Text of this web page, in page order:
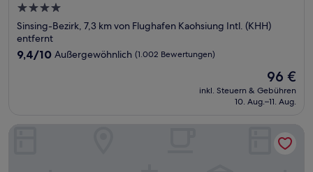
4.0-
Sterne-
Unterkunft
Sinsing-Bezirk, 7,3 km von Flughafen Kaohsiung Intl. (KHH)
entfernt
9.4
9,4/10 Außergewöhnlich (1.002 Bewertungen)
Der
Preis
beträgt
96 €
inkl. Steuern & Gebühren
10. Aug.–11. Aug.
Good Hotel